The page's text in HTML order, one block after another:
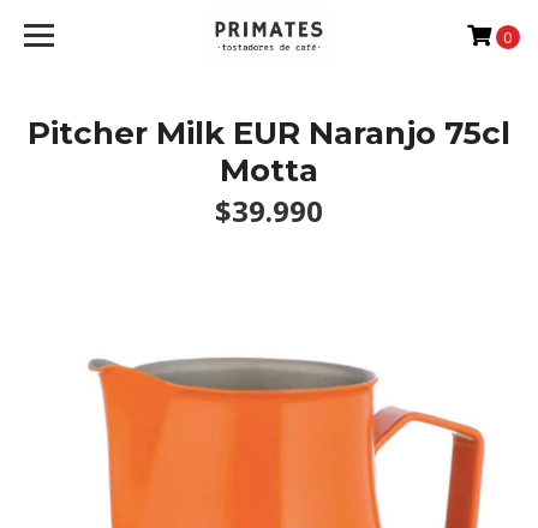
0
Pitcher Milk EUR Naranjo 75cl
Motta
$39.990